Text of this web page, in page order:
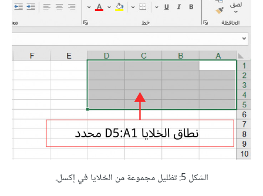
الشكل 5: تظليل مجموعة من الخلايا في إكسل.